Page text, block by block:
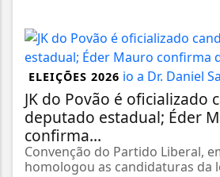
ELEIÇÕES 2026
JK do Povão é oficializado
deputado estadual; Éder
confirma...
Convenção do Partido Liberal,
homologou as candidaturas da